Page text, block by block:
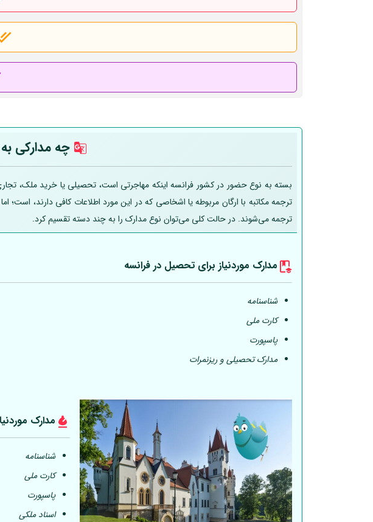
چه مدارکی
بسته به نوع حضور در کشور فرانسه اینکه مهاجرتی است، تحصیلی یا خرید ملک،
ترجمه مکاتبه با ارگان مربوطه یا اشخاصی که در این مورد اطلاعات کافی دارند،
ترجمه می‌شوند. در حالت کلی می‌توان نوع مدارک را به چند دسته تقسیم کرد.
مدارک موردنیاز برای تحصیل در فرانسه
شناسنامه
کارت ملی
پاسپورت
مدارک تحصیلی و ریزنمرات
مدارک
شناسنامه
کارت ملی
پاسپورت
اسناد ملکی